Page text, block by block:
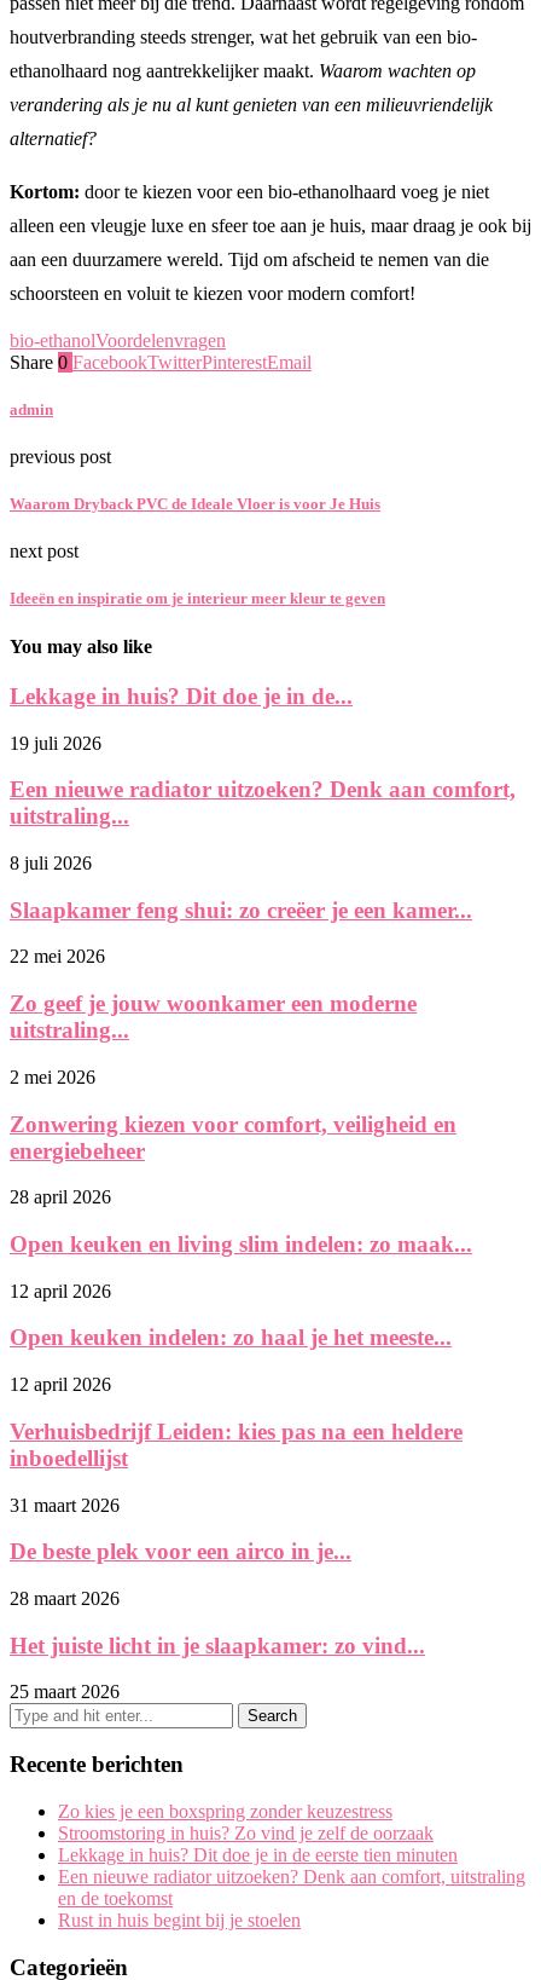
houtverbranding steeds strenger, wat het gebruik van een bio-
ethanolhaard nog aantrekkelijker maakt. Waarom wachten op
verandering als je nu al kunt genieten van een milieuvriendelijk
alternatief?
Kortom: door te kiezen voor een bio-ethanolhaard voeg je niet
alleen een vleugje luxe en sfeer toe aan je huis, maar draag je ook bij
aan een duurzamere wereld. Tijd om afscheid te nemen van die
schoorsteen en voluit te kiezen voor modern comfort!
bio-ethanolVoordelenvragen
Share 0 FacebookTwitterPinterestEmail
admin
previous post
Waarom Dryback PVC de Ideale Vloer is voor Je Huis
next post
Ideeën en inspiratie om je interieur meer kleur te geven
You may also like
Lekkage in huis? Dit doe je in de...
19 juli 2026
Een nieuwe radiator uitzoeken? Denk aan comfort,
uitstraling...
8 juli 2026
Slaapkamer feng shui: zo creëer je een kamer...
22 mei 2026
Zo geef je jouw woonkamer een moderne
uitstraling...
2 mei 2026
Zonwering kiezen voor comfort, veiligheid en
energiebeheer
28 april 2026
Open keuken en living slim indelen: zo maak...
12 april 2026
Open keuken indelen: zo haal je het meeste...
12 april 2026
Verhuisbedrijf Leiden: kies pas na een heldere
inboedellijst
31 maart 2026
De beste plek voor een airco in je...
28 maart 2026
Het juiste licht in je slaapkamer: zo vind...
25 maart 2026
Recente berichten
Zo kies je een boxspring zonder keuzestress
Stroomstoring in huis? Zo vind je zelf de oorzaak
Lekkage in huis? Dit doe je in de eerste tien minuten
Een nieuwe radiator uitzoeken? Denk aan comfort, uitstraling
en de toekomst
Rust in huis begint bij je stoelen
Categorieën